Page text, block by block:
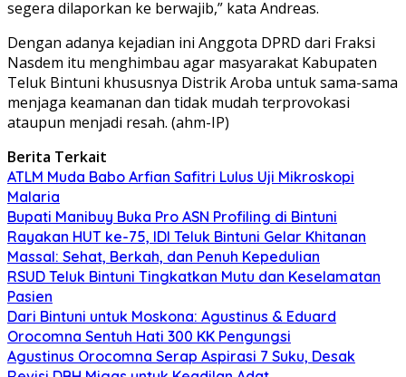
segera dilaporkan ke berwajib,” kata Andreas.
Dengan adanya kejadian ini Anggota DPRD dari Fraksi
Nasdem itu menghimbau agar masyarakat Kabupaten
Teluk Bintuni khususnya Distrik Aroba untuk sama-sama
menjaga keamanan dan tidak mudah terprovokasi
ataupun menjadi resah. (ahm-IP)
Berita Terkait
ATLM Muda Babo Arfian Safitri Lulus Uji Mikroskopi
Malaria
Bupati Manibuy Buka Pro ASN Profiling di Bintuni
Rayakan HUT ke-75, IDI Teluk Bintuni Gelar Khitanan
Massal: Sehat, Berkah, dan Penuh Kepedulian
RSUD Teluk Bintuni Tingkatkan Mutu dan Keselamatan
Pasien
Dari Bintuni untuk Moskona: Agustinus & Eduard
Orocomna Sentuh Hati 300 KK Pengungsi
Agustinus Orocomna Serap Aspirasi 7 Suku, Desak